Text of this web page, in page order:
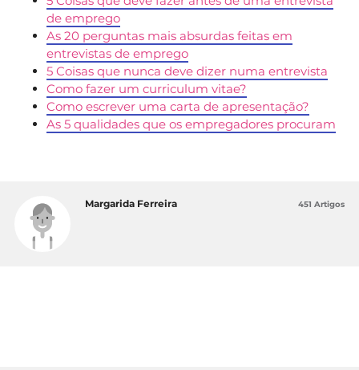
de emprego
As 20 perguntas mais absurdas feitas em
entrevistas de emprego
5 Coisas que nunca deve dizer numa entrevista
Como fazer um curriculum vitae?
Como escrever uma carta de apresentação?
As 5 qualidades que os empregadores procuram
Margarida Ferreira 451 Artigos